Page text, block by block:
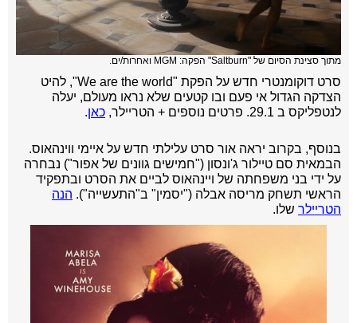
מתוך סצינת הסיום של "Saltburn" הפקה: MGM ואחרות/ים.
סרט דוקומנטרי חדש על הפקת "We are the world", להיט
הצדקה הגדול אי פעם ובו קטעים שלא נראו מעולם, יעלה
לנטפליקס ב 29.1. פרטים נוספים + הטריילר,
כאן.
בנוסף, בקרוב יראה אור סרט עלילתי חדש על איימי ווינהאוס.
הבמאית סם טיילור ג'ונסון ("חמישים גוונים של אפור") נבחרה
על ידי בני משפחתה של ויינהאוס לביים את הסרט ובתפקיד
הראשי תשחק מריסה אבלה ("יסמין" ב"התעשייה"). הנה
הטריילר שלו.